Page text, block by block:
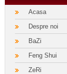
Acasa
Despre noi
BaZi
Feng Shui
ZeRi